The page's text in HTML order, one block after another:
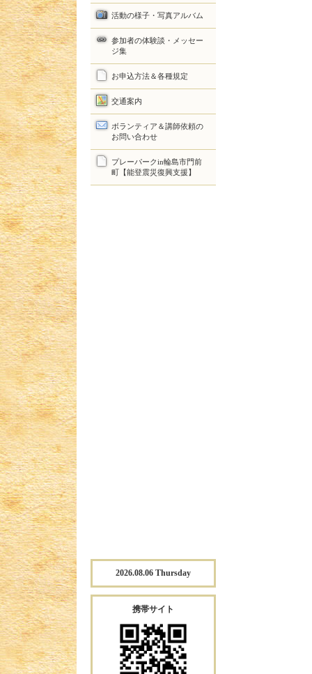
活動の様子・写真アルバム
参加者の体験談・メッセー
ジ集
お申込方法＆各種規定
交通案内
ボランティア＆講師依頼の
お問い合わせ
プレーパークin輪島市門前
町【能登震災復興支援】
2026.08.06 Thursday
携帯サイト